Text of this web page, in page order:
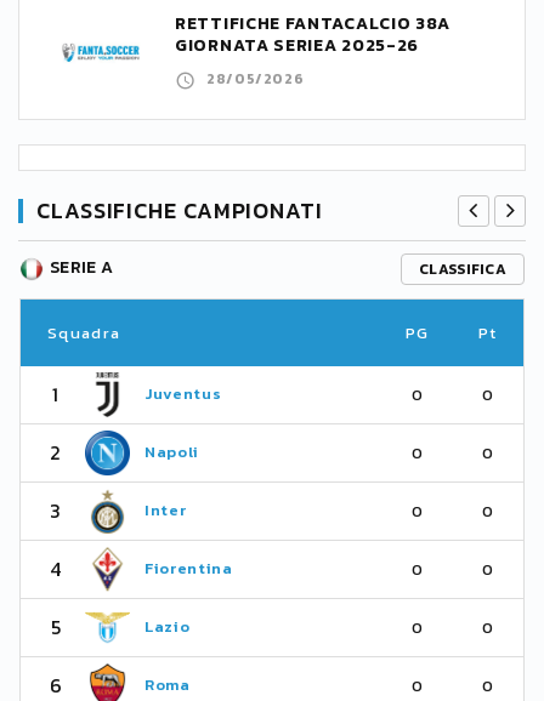
RETTIFICHE FANTACALCIO 38A
GIORNATA SERIEA 2025-26
28/05/2026
CLASSIFICHE CAMPIONATI
SERIE A CLASSIFICA
Squadra PG Pt
1 Juventus 0 0
2 Napoli 0 0
3 Inter 0 0
4 Fiorentina 0 0
5 Lazio 0 0
6 Roma 0 0